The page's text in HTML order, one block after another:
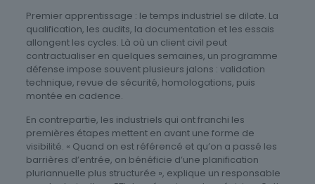
Premier apprentissage : le temps industriel se dilate. La
qualification, les audits, la documentation et les essais
allongent les cycles. Là où un client civil peut
contractualiser en quelques semaines, un programme
défense impose souvent plusieurs jalons : validation
technique, revue de sécurité, homologations, puis
montée en cadence.
En contrepartie, les industriels qui ont franchi les
premières étapes mettent en avant une forme de
visibilité. « Quand on est référencé et qu’on a passé les
barrières d’entrée, on bénéficie d’une planification
pluriannuelle plus structurée », explique un responsable